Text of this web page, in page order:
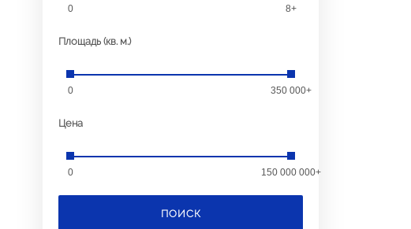
0 8+
Площадь (кв. м.)
0 350 000+
Цена
0 150 000 000+
ПОИСК